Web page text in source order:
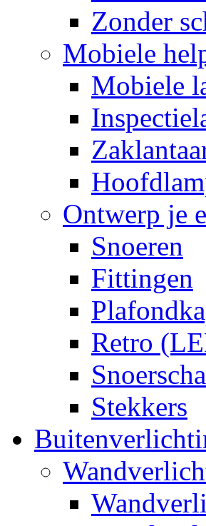
Zonder
Mobiele
Mobiele
Ontwerp je
Snoeren
Fittingen
Retro
Stekkers